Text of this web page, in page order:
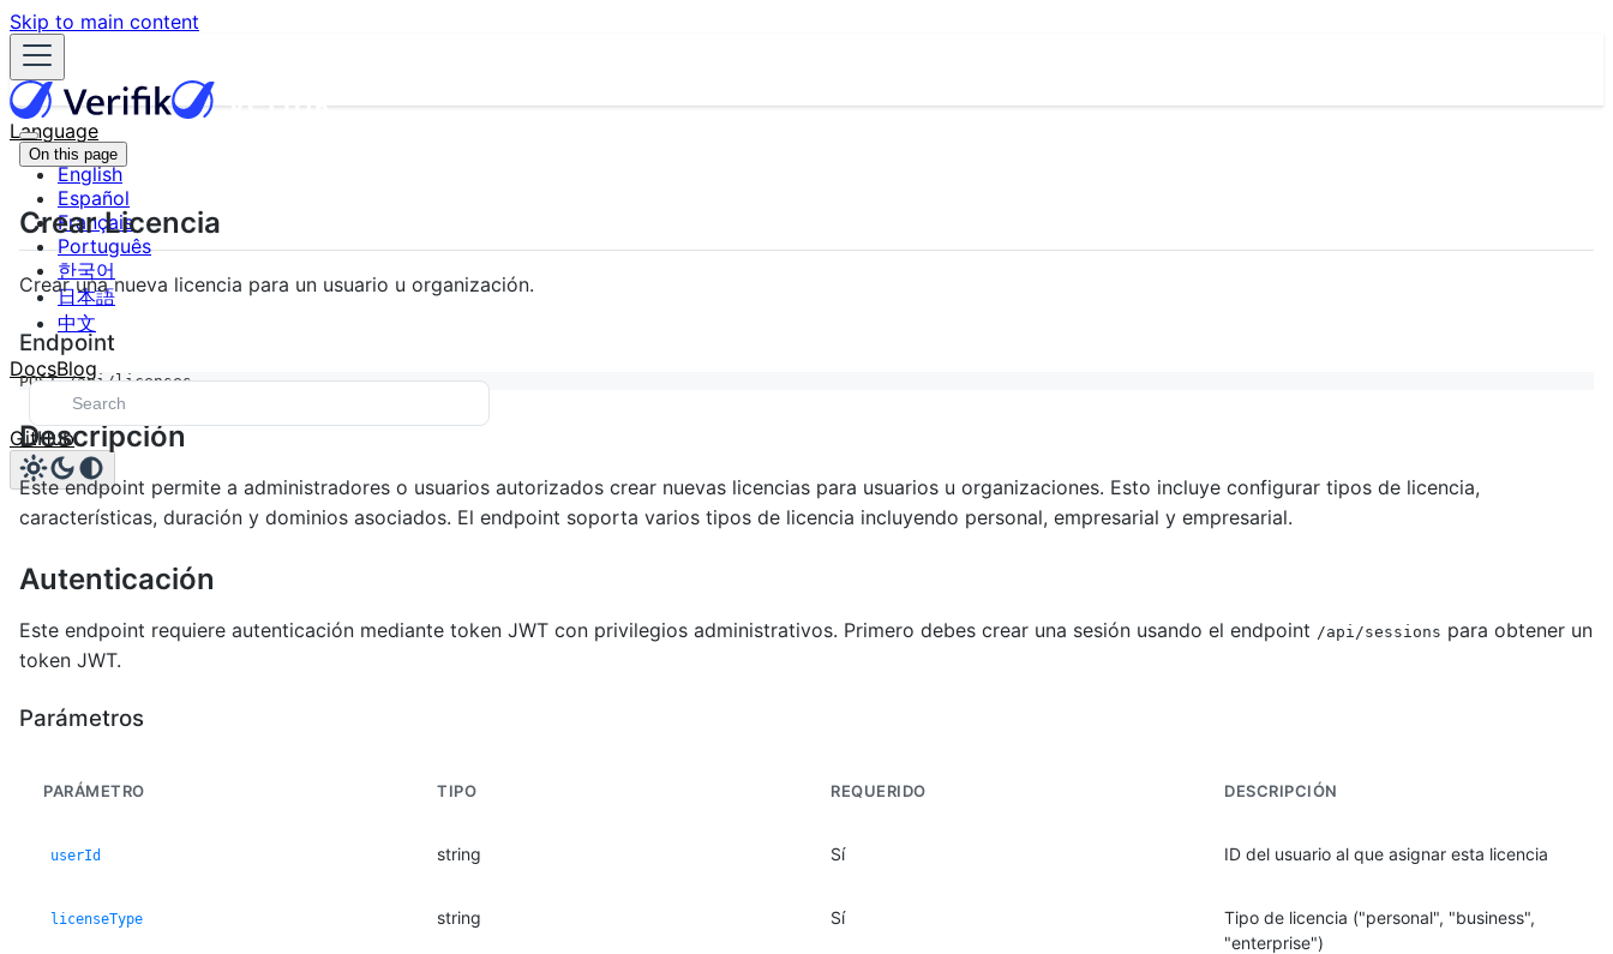
Skip to main content
Language
English
Español
Français
Português
한국어
日本語
中文
DocsBlog
GitHub
On this page
Crear Licencia
Crear una nueva licencia para un usuario u organización.
Endpoint
POST /api/licenses
Descripción
Este endpoint permite a administradores o usuarios autorizados crear nuevas licencias para usuarios u organizaciones. Esto incluye configurar tipos de licencia,
características, duración y dominios asociados. El endpoint soporta varios tipos de licencia incluyendo personal, empresarial y empresarial.
Autenticación
Este endpoint requiere autenticación mediante token JWT con privilegios administrativos. Primero debes crear una sesión usando el endpoint /api/sessions para obtener un
token JWT.
Parámetros
PARÁMETRO TIPO REQUERIDO DESCRIPCIÓN
userId string Sí ID del usuario al que asignar esta licencia
licenseType string Sí
Tipo de licencia ("personal", "business",
"enterprise")